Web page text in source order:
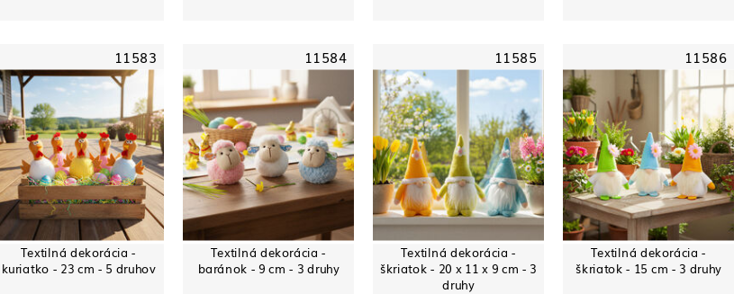
11583
Textilná dekorácia -
kuriatko - 23 cm - 5 druhov
11584
Textilná dekorácia -
baránok - 9 cm - 3 druhy
11585
Textilná dekorácia -
škriatok - 20 x 11 x 9 cm - 3
druhy
11586
Textilná dekorácia -
škriatok - 15 cm - 3 druhy